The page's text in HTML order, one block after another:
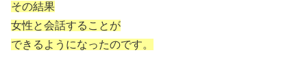
その結果
女性と会話することが
できるようになったのです。